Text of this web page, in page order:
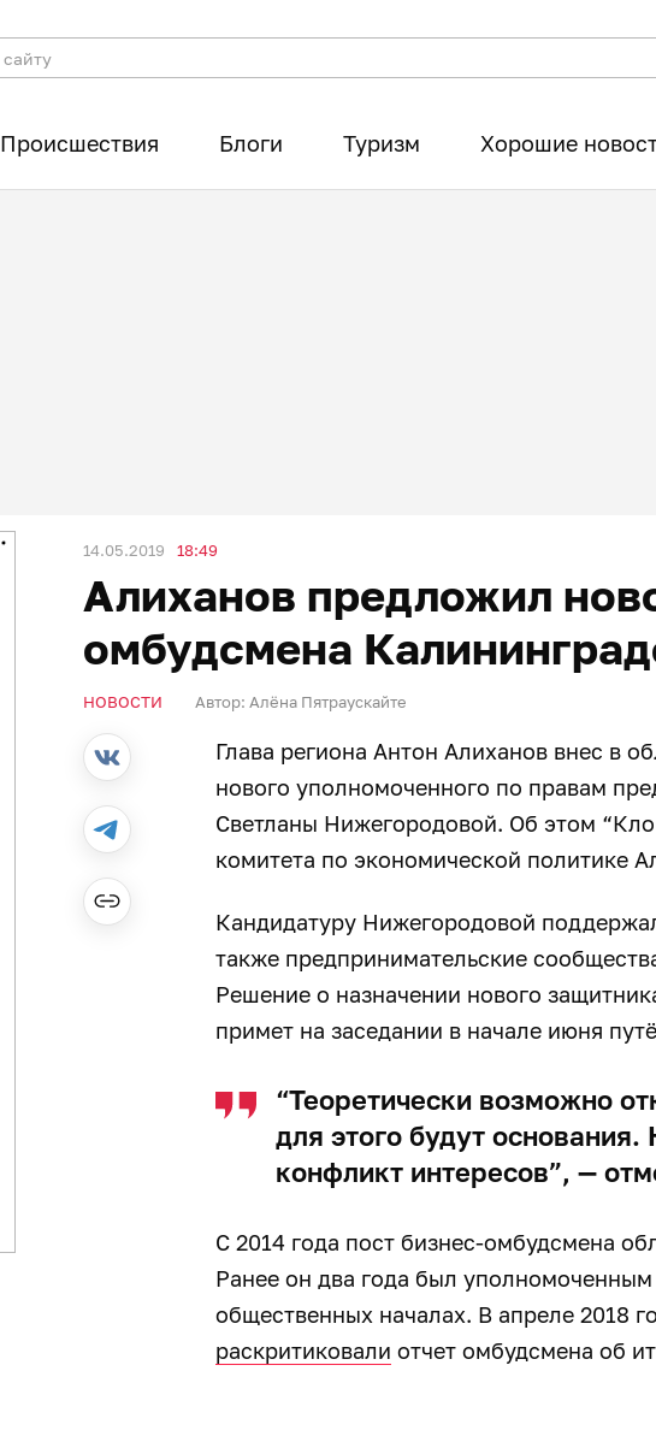
Происшествия Блоги Туризм Хорошие
14.05.2019 18:49
Алиханов предложил
омбудсмена
НОВОСТИ Автор: Алёна Пятраускайте
Глава региона Антон Алиханов внес в
нового уполномоченного по правам
Светланы Нижегородовой. Об этом
комитета по экономической политике
Кандидатуру Нижегородовой
также предпринимательские
Решение о назначении нового
примет на заседании в начале июня
“Теоретически возможно
для этого будут
конфликт интересов”, —
С 2014 года пост бизнес-омбудсмена
Ранее он два года был
общественных началах. В апреле 2018
раскритиковали отчет омбудсмена об